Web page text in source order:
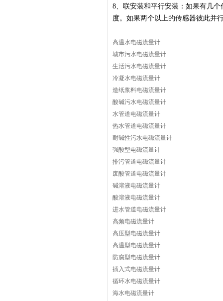
8、 联安装和平行安装：如果有几
度。如果两个以上的传感器彼此并
高温水电磁流量计
城市污水电磁流量计
生活污水电磁流量计
冷凝水电磁流量计
造纸浆料电磁流量计
酸碱污水电磁流量计
水管道电磁流量计
热水管道电磁流量计
耐碱性污水电磁流量计
强酸型电磁流量计
排污管道电磁流量计
废酸管道电磁流量计
碱溶液电磁流量计
酸溶液电磁流量计
进水管道电磁流量计
高频电磁流量计
高压型电磁流量计
高温型电磁流量计
防腐型电磁流量计
插入式电磁流量计
循环水电磁流量计
海水电磁流量计